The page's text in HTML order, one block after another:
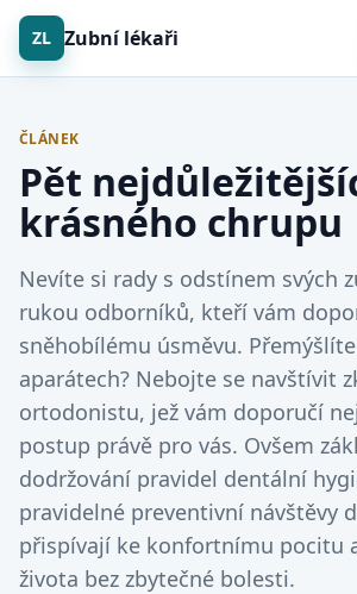
ZL Zubní lékaři
ČLÁNEK
Pět
krásného chrupu
Nevíte si rady s odstínem svých
rukou odborníků, kteří vám
sněhobílému úsměvu.
aparátech? Nebojte se navštívit
ortodonistu, jež vám doporučí
postup právě pro vás. Ovšem
dodržování pravidel dentální
pravidelné preventivní návštěvy
přispívají ke konfortnímu pocitu
života bez zbytečné bolesti.